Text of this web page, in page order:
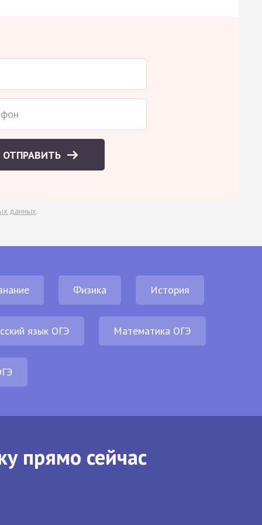
ОТПРАВИТЬ
данных.
Физика История
язык ОГЭ Математика ОГЭ
прямо сейчас